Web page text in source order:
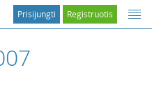
Registruotis
Prisijungti